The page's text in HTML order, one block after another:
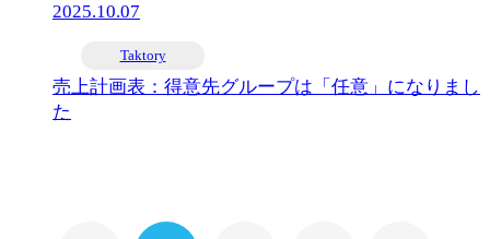
2025.10.07
Taktory
売上計画表：得意先グループは「任意」になりまし
た